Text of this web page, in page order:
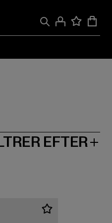
EFTER